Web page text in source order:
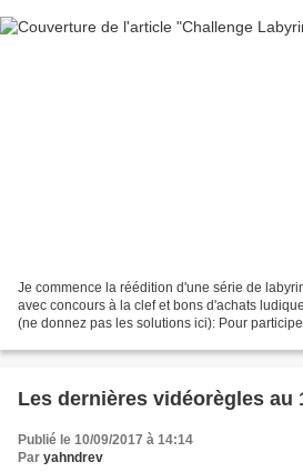
Je commence la réédition d'une série de
avec concours à la clef et bons d'achats
(ne donnez pas les solutions ici): Pour
Les dernières vidéorègles au
Publié le 10/09/2017 à 14:14
Par yahndrev